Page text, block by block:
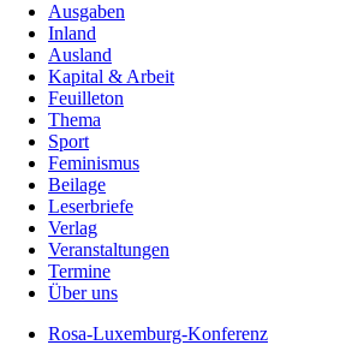
Ausgaben
Inland
Ausland
Kapital & Arbeit
Feuilleton
Thema
Sport
Feminismus
Beilage
Leserbriefe
Verlag
Veranstaltungen
Termine
Über uns
Rosa-Luxemburg-Konferenz